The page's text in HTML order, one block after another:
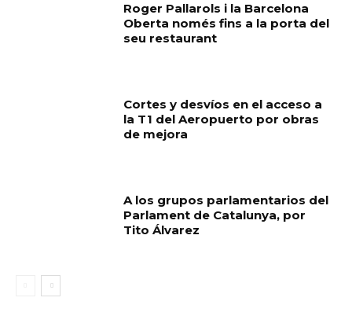
Roger Pallarols i la Barcelona
Oberta només fins a la porta del
seu restaurant
Cortes y desvíos en el acceso a
la T1 del Aeropuerto por obras
de mejora
A los grupos parlamentarios del
Parlament de Catalunya, por
Tito Álvarez